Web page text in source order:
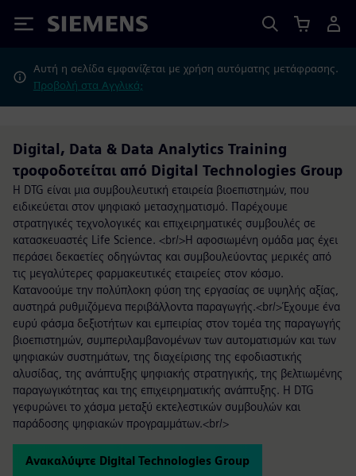
Siemens
Αυτή η σελίδα εμφανίζεται με χρήση αυτόματης μετάφρασης.
Προβολή στα Αγγλικά;
Digital, Data & Data Analytics Training
τροφοδοτείται από Digital Technologies Group
Η DTG είναι μια συμβουλευτική εταιρεία βιοεπιστημών, που
ειδικεύεται στον ψηφιακό μετασχηματισμό. Παρέχουμε
στρατηγικές τεχνολογικές και επιχειρηματικές συμβουλές σε
κατασκευαστές Life Science. <br/>Η αφοσιωμένη ομάδα μας έχει
περάσει δεκαετίες οδηγώντας και συμβουλεύοντας μερικές από
τις μεγαλύτερες φαρμακευτικές εταιρείες στον κόσμο.
Κατανοούμε την πολύπλοκη φύση της εργασίας σε υψηλής αξίας,
αυστηρά ρυθμιζόμενα περιβάλλοντα παραγωγής.<br/>Έχουμε ένα
ευρύ φάσμα δεξιοτήτων και εμπειρίας στον τομέα της παραγωγής
βιοεπιστημών, συμπεριλαμβανομένων των αυτοματισμών και των
ψηφιακών συστημάτων, της διαχείρισης της εφοδιαστικής
αλυσίδας, της ανάπτυξης ψηφιακής στρατηγικής, της βελτιωμένης
παραγωγικότητας και της επιχειρηματικής ανάπτυξης. Η DTG
γεφυρώνει το χάσμα μεταξύ εκτελεστικών συμβουλών και
παράδοσης ψηφιακών προγραμμάτων.<br/>
Ανακαλύψτε Digital Technologies Group